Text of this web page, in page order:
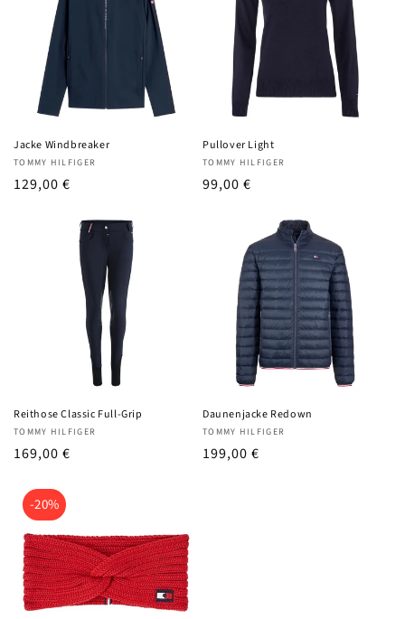
Jacke Windbreaker
Anbieter:
TOMMY HILFIGER
UVP
129,00 €
Pullover Light
Anbieter:
TOMMY HILFIGER
UVP
99,00 €
Reithose Classic Full-Grip
Anbieter:
TOMMY HILFIGER
UVP
169,00 €
Daunenjacke Redown
Anbieter:
TOMMY HILFIGER
UVP
199,00 €
-20%